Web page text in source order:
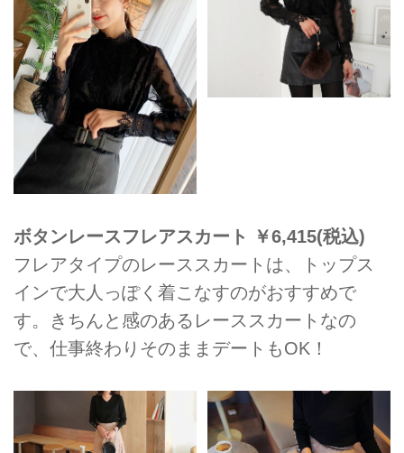
ボタンレースフレアスカート ￥6,415(税込)
フレアタイプのレーススカートは、トップス
インで大人っぽく着こなすのがおすすめで
す。きちんと感のあるレーススカートなの
で、仕事終わりそのままデートもOK！